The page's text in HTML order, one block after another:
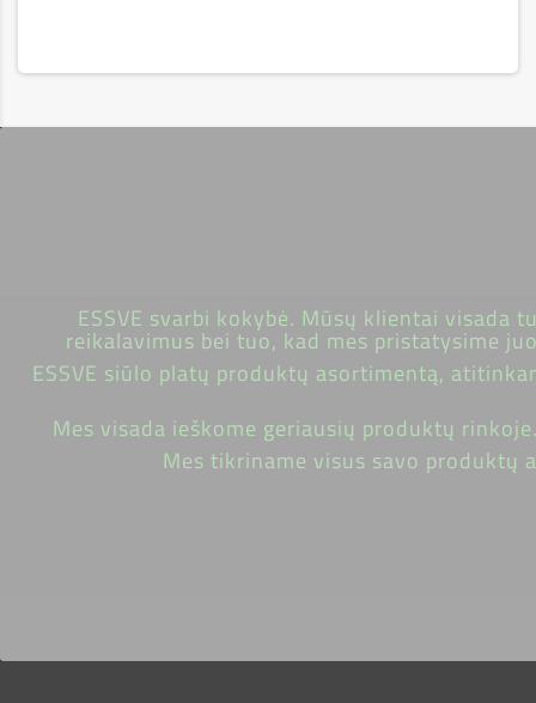
ESSVE svarbi kokybė. Mūsų klientai
reikalavimus bei tuo, kad mes pristatysime
ESSVE siūlo platų produktų asortimentą,
Mes visada ieškome geriausių produktų
Mes tikriname visus savo produktų